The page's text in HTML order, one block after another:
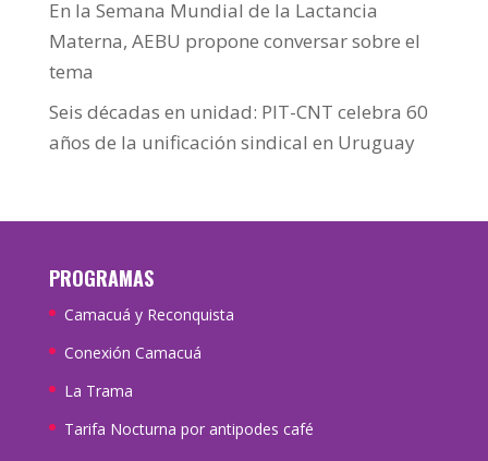
En la Semana Mundial de la Lactancia
Materna, AEBU propone conversar sobre el
tema
Seis décadas en unidad: PIT-CNT celebra 60
años de la unificación sindical en Uruguay
PROGRAMAS
Camacuá y Reconquista
Conexión Camacuá
La Trama
Tarifa Nocturna por antipodes café